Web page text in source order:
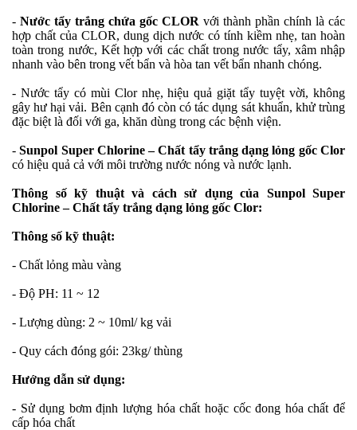
- Nước tẩy trắng chứa gốc CLOR với thành phần chính là các
hợp chất của CLOR, dung dịch nước có tính kiềm nhẹ, tan hoàn
toàn trong nước, Kết hợp với các chất trong nước tẩy, xâm nhập
nhanh vào bên trong vết bẩn và hòa tan vết bẩn nhanh chóng.
- Nước tẩy có mùi Clor nhẹ, hiệu quả giặt tẩy tuyệt vời, không
gây hư hại vải. Bên cạnh đó còn có tác dụng sát khuẩn, khử trùng
đặc biệt là đối với ga, khăn dùng trong các bệnh viện.
-Sunpol Super Chlorine – Chất tẩy trắng dạng lỏng gốc Clor
có hiệu quả cả với môi trường nước nóng và nước lạnh.
Thông số kỹ thuật và cách sử dụng của Sunpol Super
Chlorine – Chất tẩy trắng dạng lỏng gốc Clor:
Thông số kỹ thuật:
- Chất lỏng màu vàng
- Độ PH: 11 ~ 12
- Lượng dùng: 2 ~ 10ml/ kg vải
- Quy cách đóng gói: 23kg/ thùng
Hướng dẫn sử dụng:
- Sử dụng bơm định lượng hóa chất hoặc cốc đong hóa chất để
cấp hóa chất